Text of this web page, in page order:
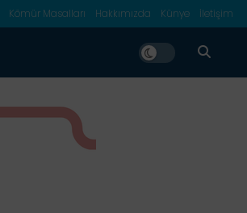
Kömür Masalları Hakkımızda Künye İletişim